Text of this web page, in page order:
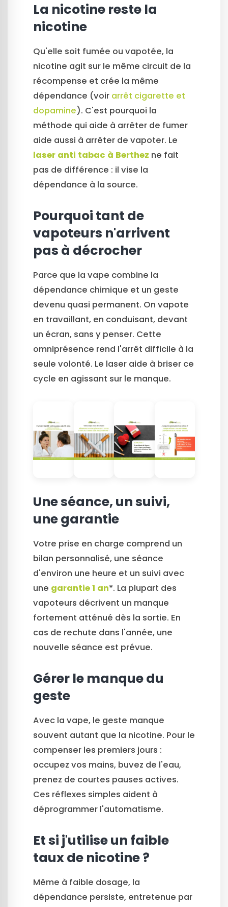
La nicotine reste la
nicotine
Qu'elle soit fumée ou vapotée, la
nicotine agit sur le même circuit de la
récompense et crée la même
dépendance (voir arrêt cigarette et
dopamine). C'est pourquoi la
méthode qui aide à arrêter de fumer
aide aussi à arrêter de vapoter. Le
laser anti tabac à Berthez ne fait
pas de différence : il vise la
dépendance à la source.
Pourquoi tant de
vapoteurs n'arrivent
pas à décrocher
Parce que la vape combine la
dépendance chimique et un geste
devenu quasi permanent. On vapote
en travaillant, en conduisant, devant
un écran, sans y penser. Cette
omniprésence rend l'arrêt difficile à la
seule volonté. Le laser aide à briser ce
cycle en agissant sur le manque.
Une séance, un suivi,
une garantie
Votre prise en charge comprend un
bilan personnalisé, une séance
d'environ une heure et un suivi avec
une garantie 1 an*. La plupart des
vapoteurs décrivent un manque
fortement atténué dès la sortie. En
cas de rechute dans l'année, une
nouvelle séance est prévue.
Gérer le manque du
geste
Avec la vape, le geste manque
souvent autant que la nicotine. Pour le
compenser les premiers jours :
occupez vos mains, buvez de l'eau,
prenez de courtes pauses actives.
Ces réflexes simples aident à
déprogrammer l'automatisme.
Et si j'utilise un faible
taux de nicotine ?
Même à faible dosage, la
dépendance persiste, entretenue par